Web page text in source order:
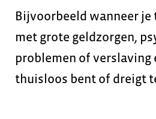
Bijvoorbeeld wanneer je
met grote geldzorgen,
problemen of verslaving
thuisloos bent of dreigt